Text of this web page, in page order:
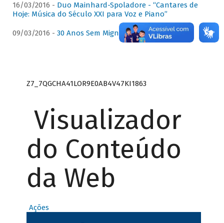
16/03/2016 - Duo Mainhard-Spoladore - “Cantares de
Hoje: Música do Século XXI para Voz e Piano”
09/03/2016 - 30 Anos Sem Mignone
Z7_7QGCHA41LOR9E0AB4V47KI1863
Visualizador
do Conteúdo
da Web
Ações